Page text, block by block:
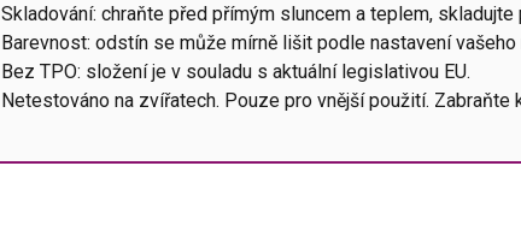
Skladování: chraňte před přímým sluncem a teplem,
Barevnost: odstín se může mírně lišit podle nastavení
Bez TPO: složení je v souladu s aktuální legislativou EU.
Netestováno na zvířatech. Pouze pro vnější použití. Zabraňte